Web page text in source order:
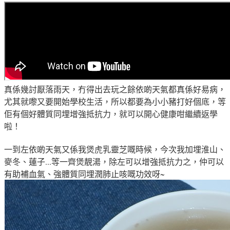
真係幾討厭落雨天 ，冇得出去玩之餘依啲天氣都真係好易病，
尤其就嚟又要開始學校生活 ， 所以都要為小小豬打好個底 ，等
佢有個好體質同埋增強抵抗力，就可以開心健康咁繼續返學
啦 ！
一到左依啲天氣又係我煲虎乳靈芝嘅時候 ，今次我加埋淮山、
麥冬 、 蓮子...等一齊煲靚湯 ，除左可以增強抵抗力之 ，仲可以
有助補血氣、強體質同埋潤肺止咳嘅功效呀~